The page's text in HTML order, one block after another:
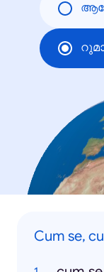
Cum se,